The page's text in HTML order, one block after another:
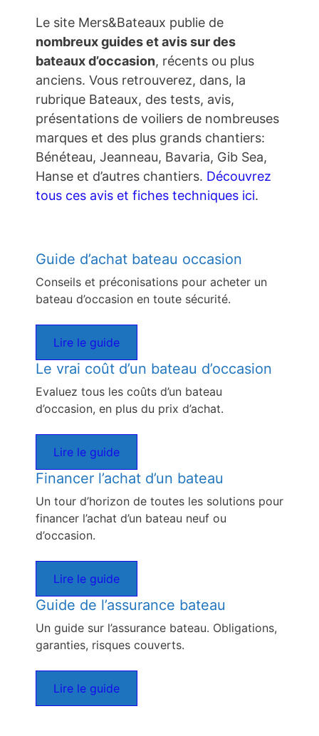
Le site Mers&Bateaux publie de
nombreux guides et avis sur des
bateaux d’occasion, récents ou plus
anciens. Vous retrouverez, dans, la
rubrique Bateaux, des tests, avis,
présentations de voiliers de nombreuses
marques et des plus grands chantiers:
Bénéteau, Jeanneau, Bavaria, Gib Sea,
Hanse et d’autres chantiers. Découvrez
tous ces avis et fiches techniques ici.
Guide d’achat bateau occasion
Conseils et préconisations pour acheter un
bateau d’occasion en toute sécurité.
Lire le guide
Le vrai coût d’un bateau d’occasion
Evaluez tous les coûts d’un bateau
d’occasion, en plus du prix d’achat.
Lire le guide
Financer l’achat d’un bateau
Un tour d’horizon de toutes les solutions pour
financer l’achat d’un bateau neuf ou
d’occasion.
Lire le guide
Guide de l’assurance bateau
Un guide sur l’assurance bateau. Obligations,
garanties, risques couverts.
Lire le guide